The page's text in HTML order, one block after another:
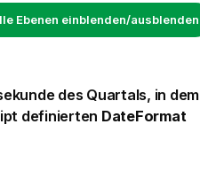
Ebenen einblenden/ausblenden
des Quartals, in dem
definierten DateFormat